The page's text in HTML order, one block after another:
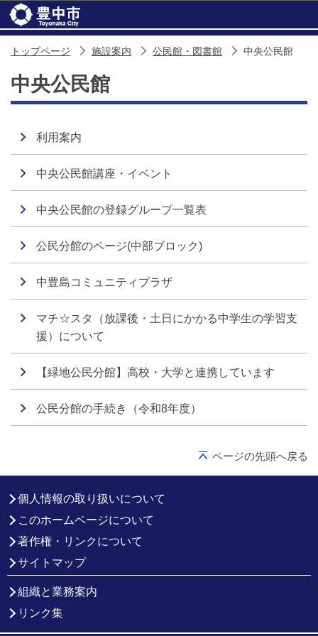
トップページ 施設案内 公民館・図書館 中央公民館
中央公民館
利用案内
中央公民館講座・イベント
中央公民館の登録グループ一覧表
公民分館のページ(中部ブロック)
中豊島コミュニティプラザ
マチ☆スタ（放課後・土日にかかる中学生の学習支
援）について
【緑地公民分館】高校・大学と連携しています
公民分館の手続き（令和8年度）
ページの先頭へ戻る
個人情報の取り扱いについて
このホームページについて
著作権・リンクについて
サイトマップ
組織と業務案内
リンク集